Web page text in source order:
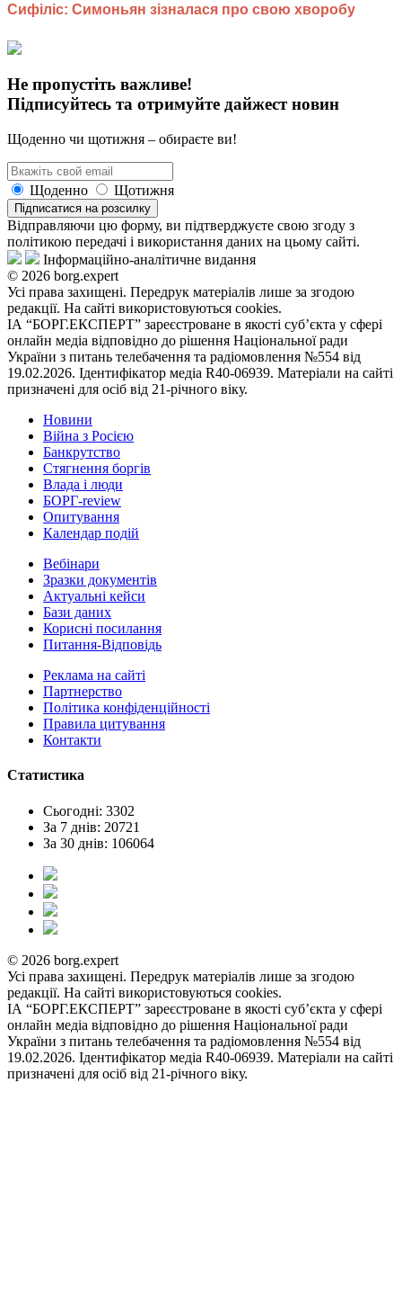
Не пропустіть важливе!
Підписуйтесь та отримуйте дайжест новин
Щоденно чи щотижня – обираєте ви!
Щоденно Щотижня
Підписатися на розсилку
Відправляючи цю форму, ви підтверджуєте свою згоду з
політикою передачі і використання даних на цьому сайті.
Інформаційно-аналітичне видання
© 2026 borg.expert
Усі права захищені. Передрук матеріалів лише за згодою
редакції. На сайті використовуються cookies.
ІА “БОРГ.ЕКСПЕРТ” зареєстроване в якості суб’єкта у сфері
онлайн медіа відповідно до рішення Національної ради
України з питань телебачення та радіомовлення №554 від
19.02.2026. Ідентифікатор медіа R40-06939. Матеріали на сайті
призначені для осіб від 21-річного віку.
Новини
Війна з Росією
Банкрутство
Стягнення боргiв
Влада i люди
БОРГ-review
Опитування
Календар подій
Вебінари
Зразки документів
Актуальні кейси
Бази даних
Корисні посилання
Питання-Відповідь
Реклама на сайтi
Партнерство
Політика конфіденційності
Правила цитування
Контакти
Статистика
Сьогодні: 3302
За 7 днів: 20721
За 30 днів: 106064
© 2026 borg.expert
Усі права захищені. Передрук матеріалів лише за згодою
редакції. На сайті використовуються cookies.
ІА “БОРГ.ЕКСПЕРТ” зареєстроване в якості суб’єкта у сфері
онлайн медіа відповідно до рішення Національної ради
України з питань телебачення та радіомовлення №554 від
19.02.2026. Ідентифікатор медіа R40-06939. Матеріали на сайті
призначені для осіб від 21-річного віку.